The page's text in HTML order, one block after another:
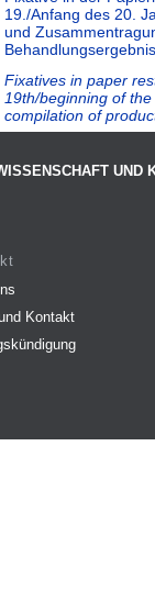
19./Anfang des 20.
und
Fixatives in paper
19th/beginning of
compilation of
UND
Kontakt